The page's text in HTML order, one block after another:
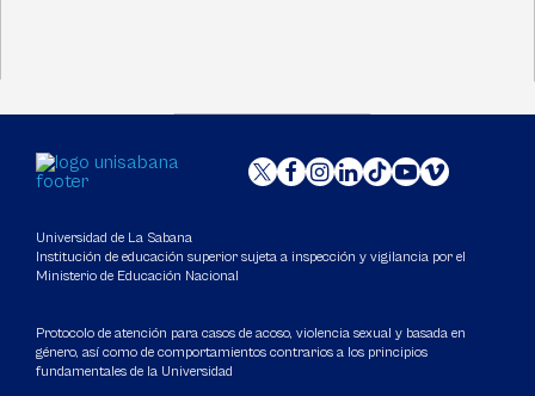
Universidad de La Sabana
Institución de educación superior sujeta a inspección y vigilancia por el
Ministerio de Educación Nacional
Protocolo de atención para casos de acoso, violencia sexual y basada en
género, así como de comportamientos contrarios a los principios
fundamentales de la Universidad